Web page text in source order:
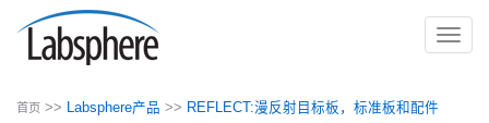
切
首页 >> Labsphere产品 >> REFLECT:漫反射目标板，标准板和配件